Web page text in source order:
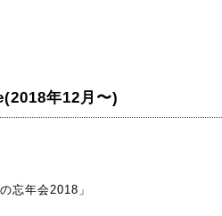
年12月〜)
忘年会2018」